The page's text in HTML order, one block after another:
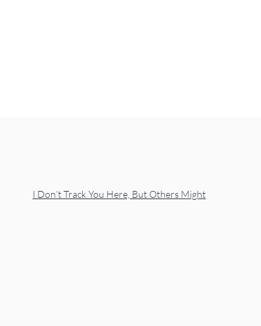
I Don’t Track You Here, But Others Might